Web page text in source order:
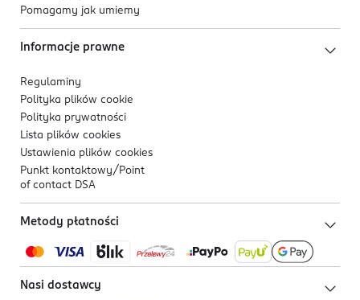
Pomagamy jak umiemy
Informacje prawne
Regulaminy
Polityka plików cookie
Polityka prywatności
Lista plików cookies
Ustawienia plików cookies
Punkt kontaktowy/ Point
of contact DSA
Metody płatności
Nasi dostawcy